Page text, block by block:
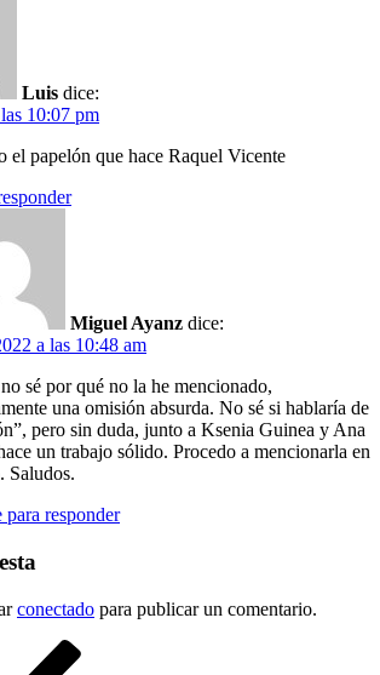
Luis dice:
10:07 pm
el papelón que hace Raquel Vicente
Miguel Ayanz dice:
a las 10:48 am
sé por qué no la he mencionado,
una omisión absurda. No sé si hablaría de
pero sin duda, junto a Ksenia Guinea y Ana
un trabajo sólido. Procedo a mencionarla en
Saludos.
para responder
conectado para publicar un comentario.